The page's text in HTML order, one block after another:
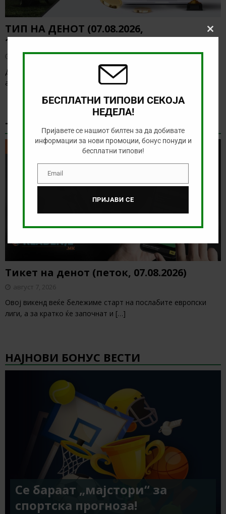
ТИП НА ДЕНОТ (07.08.2026,
19:00) САНДЕФЈОРД – КФУМ
август 7, 2026
Денес нема солидна понуда за обложување, а ние ќе го
анализираме дуелот од норвешката лига
ТИКЕТ НА ДЕНОТ
ТИКЕТ НА ДЕНОТ
Тикет на денот (петок, 07.08.2026)
август 7, 2026
Овој викенд веќе бележиме старт на послабите европски
лиги, а за кратко ќе започнат и […]
НАЈНОВИ БОНУС ВЕСТИ
Се бараат „мајстори“ за
спортска прогноза!
Close
БЕСПЛАТНИ ТИПОВИ СЕКОЈА
НЕДЕЛА!
Пријавете се нашиот билтен за да добивате
информации за нови промоции, бонус понуди и
бесплатни типови!
EmailEmail
ПРИЈАВИ СЕ